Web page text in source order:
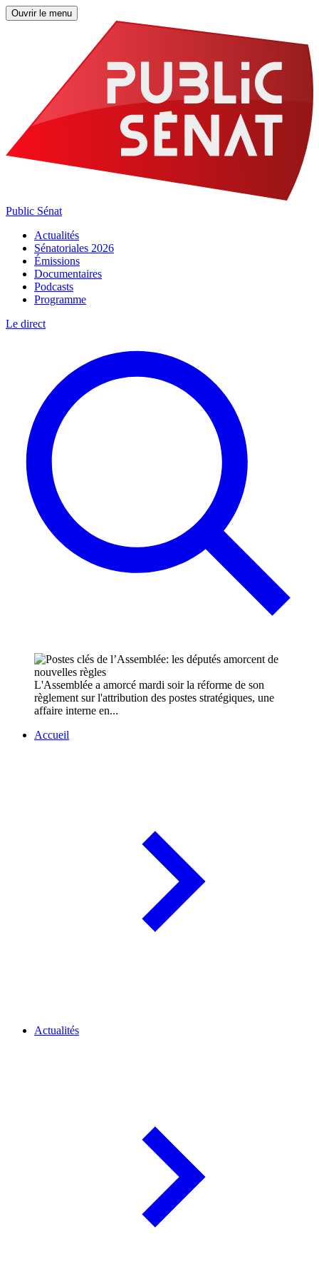
Ouvrir le menu
Public Sénat
Actualités
Sénatoriales 2026
Émissions
Documentaires
Podcasts
Programme
Le direct
L'Assemblée a amorcé mardi soir la réforme de son
règlement sur l'attribution des postes stratégiques, une
affaire interne en...
Accueil
Actualités